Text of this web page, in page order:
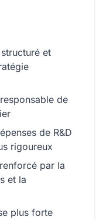
et
de
de R&D
rigoureux
par la
et la
plus forte